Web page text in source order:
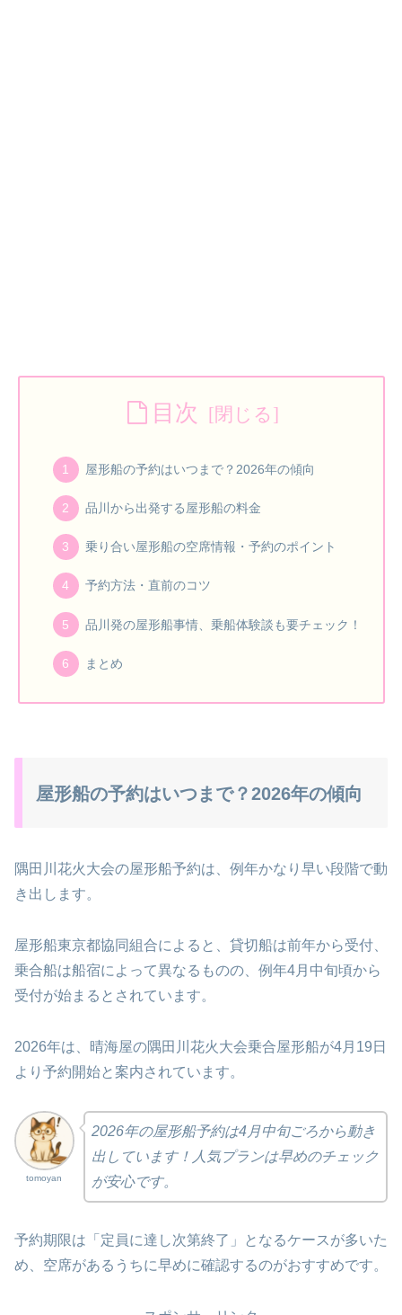
目次
屋形船の予約はいつまで？2026年の傾向
品川から出発する屋形船の料金
乗り合い屋形船の空席情報・予約のポイント
予約方法・直前のコツ
品川発の屋形船事情、乗船体験談も要チェック！
まとめ
屋形船の予約はいつまで？2026年の傾向
隅田川花火大会の屋形船予約は、例年かなり早い段階で動
き出します。
屋形船東京都協同組合によると、貸切船は前年から受付、
乗合船は船宿によって異なるものの、例年4月中旬頃から
受付が始まるとされています。
2026年は、晴海屋の隅田川花火大会乗合屋形船が4月19日
より予約開始と案内されています。
tomoyan
2026年の屋形船予約は4月中旬ごろから動き
出しています！人気プランは早めのチェック
が安心です。
予約期限は「定員に達し次第終了」となるケースが多いた
め、空席があるうちに早めに確認するのがおすすめです。